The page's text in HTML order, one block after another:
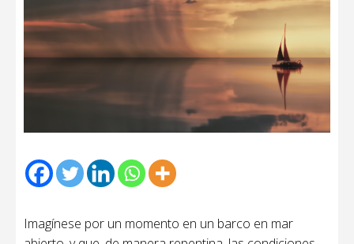
Imagínese por un momento en un barco en mar